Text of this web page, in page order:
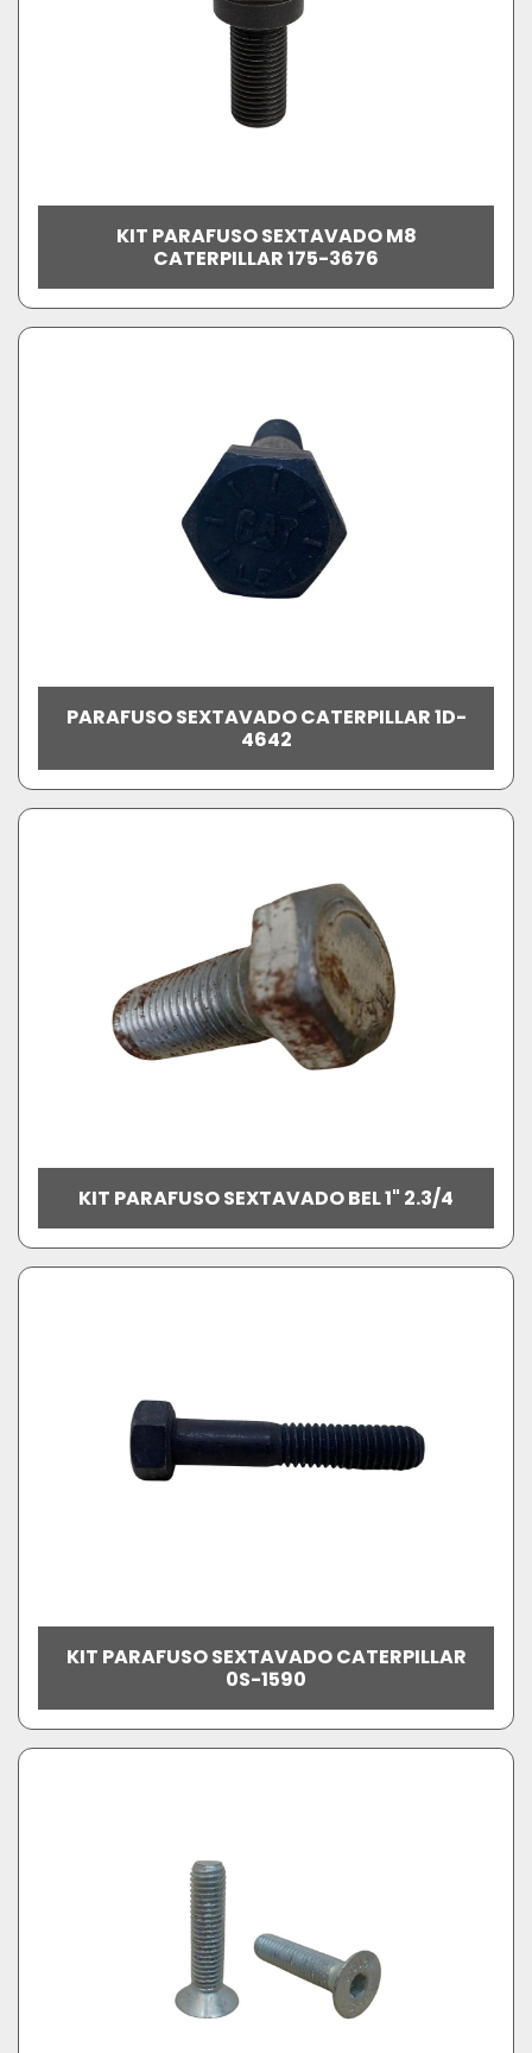
KIT PARAFUSO SEXTAVADO M8
CATERPILLAR 175-3676
PARAFUSO SEXTAVADO CATERPILLAR 1D-
4642
KIT PARAFUSO SEXTAVADO BEL 1" 2.3/4
KIT PARAFUSO SEXTAVADO CATERPILLAR
0S-1590